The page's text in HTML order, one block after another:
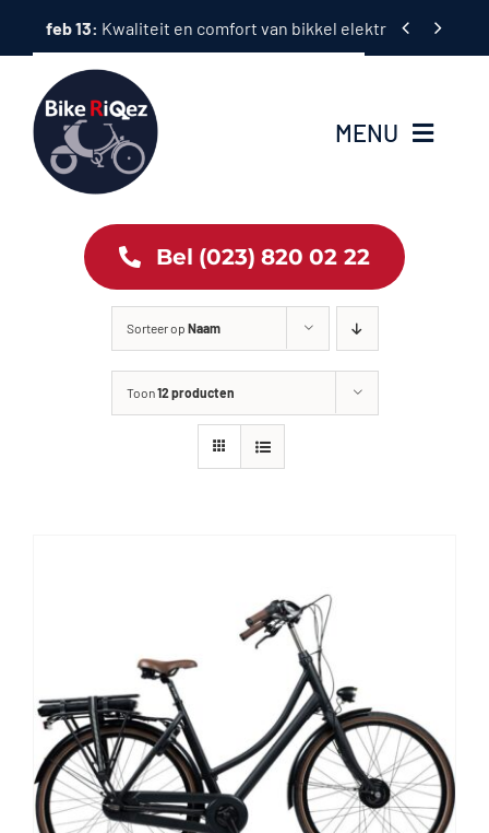
naar
inhoud
feb 13: Kwaliteit en comfort van bikkel elektrische fietsen
 
MENU
Tweewielers
Accessoires
Bel (023) 820 02 22
Sorteer op Naam
Toon12 producten